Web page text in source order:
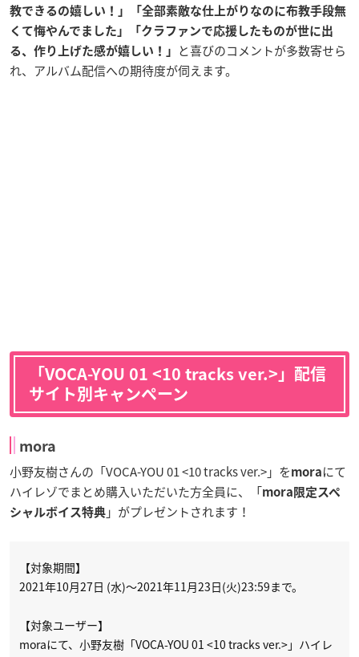
教できるの嬉しい！」「全部素敵な仕上がりなのに布教手段無
くて悔やんでました」「クラファンで応援したものが世に出
る、作り上げた感が嬉しい！」
と喜びのコメントが多数寄せら
れ、アルバム配信への期待度が伺えます。
「VOCA-YOU 01 <10 tracks ver.>」配信
サイト別キャンペーン
mora
小野友樹さんの「VOCA-YOU 01 <10 tracks ver.>」を mora にて
ハイレゾでまとめ購入いただいた方全員に、「mora限定スペ
シャルボイス特典 」がプレゼントされます！
【対象期間】
2021年10月27日 (水)～2021年11月23日(火)23:59まで。
【対象ユーザー】
moraにて、小野友樹「VOCA-YOU 01 <10 tracks ver.>」ハイレ